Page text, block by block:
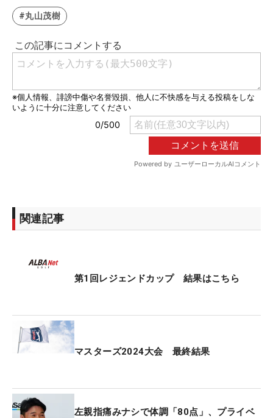
#丸山茂樹
関連記事
第1回レジェンドカップ 結果はこちら
マスターズ2024大会 最終結果
左親指痛みナシで体調「80点」、プライベ